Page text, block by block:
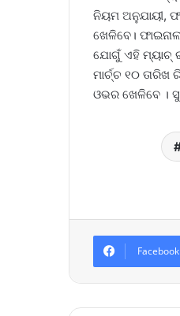
ନିୟମ ଅନୁଯାୟୀ,
ଖେଳିବେ।
ଯୋଗୁଁ ଏହି ମ୍ୟାଚ୍
ମାର୍ଚ୍ଚ ୧୦
ଓଭର ଖେଳିବେ ।
Facebook